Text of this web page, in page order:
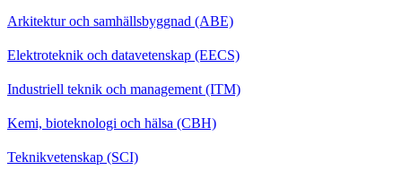
Arkitektur och samhällsbyggnad (ABE)
Elektroteknik och datavetenskap (EECS)
Industriell teknik och management (ITM)
Kemi, bioteknologi och hälsa (CBH)
Teknikvetenskap (SCI)